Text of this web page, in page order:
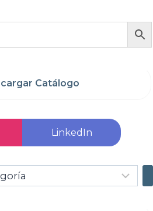
Catálogo
LinkedIn